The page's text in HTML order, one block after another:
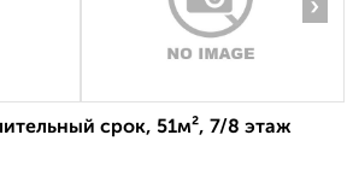
›
срок, 51м², 7/8 этаж